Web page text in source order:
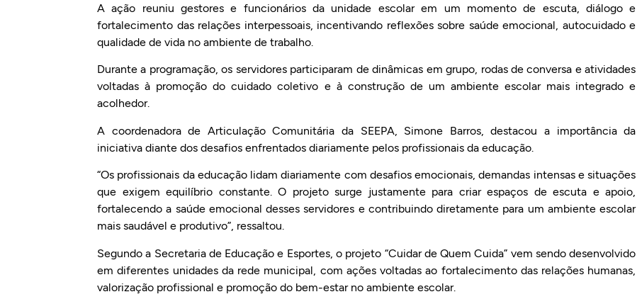
A ação reuniu gestores e funcionários da unidade escolar em um momento de escuta, diálogo e
fortalecimento das relações interpessoais, incentivando reflexões sobre saúde emocional, autocuidado e
qualidade de vida no ambiente de trabalho.
Durante a programação, os servidores participaram de dinâmicas em grupo, rodas de conversa e atividades
voltadas à promoção do cuidado coletivo e à construção de um ambiente escolar mais integrado e
acolhedor.
A coordenadora de Articulação Comunitária da SEEPA, Simone Barros, destacou a importância da
iniciativa diante dos desafios enfrentados diariamente pelos profissionais da educação.
“Os profissionais da educação lidam diariamente com desafios emocionais, demandas intensas e situações
que exigem equilíbrio constante. O projeto surge justamente para criar espaços de escuta e apoio,
fortalecendo a saúde emocional desses servidores e contribuindo diretamente para um ambiente escolar
mais saudável e produtivo”, ressaltou.
Segundo a Secretaria de Educação e Esportes, o projeto “Cuidar de Quem Cuida” vem sendo desenvolvido
em diferentes unidades da rede municipal, com ações voltadas ao fortalecimento das relações humanas,
valorização profissional e promoção do bem-estar no ambiente escolar.